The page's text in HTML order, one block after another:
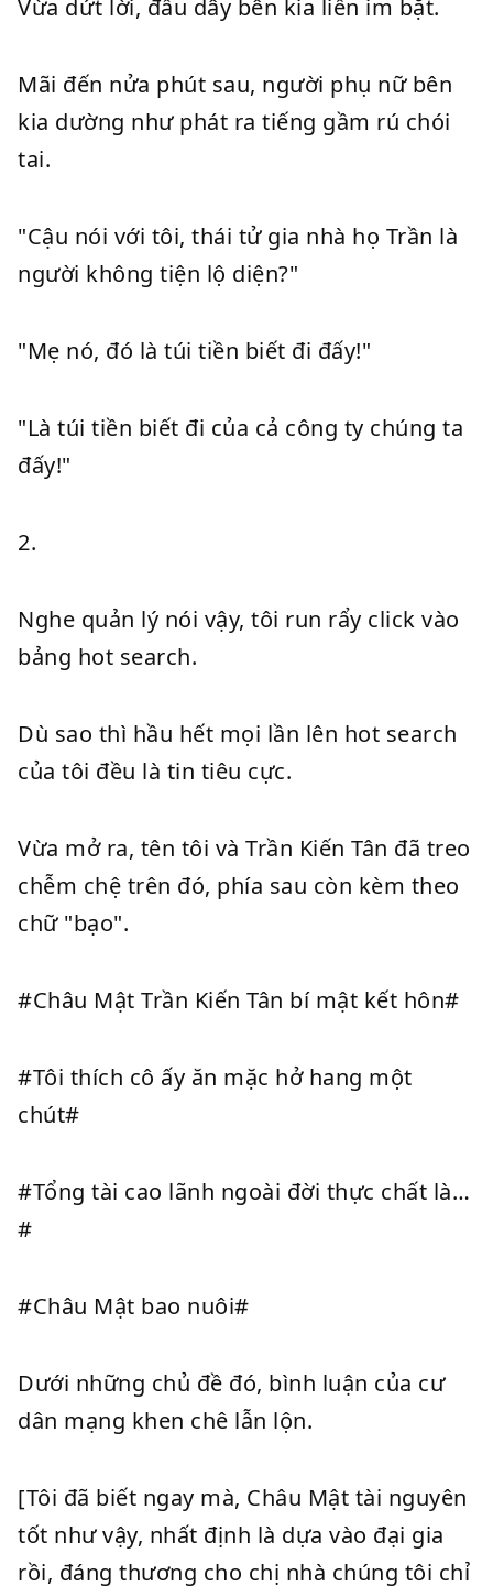
Vừa dứt lời, đầu dây bên kia liền im bặt.
Mãi đến nửa phút sau, người phụ nữ bên
kia dường như phát ra tiếng gầm rú chói
tai.
"Cậu nói với tôi, thái tử gia nhà họ Trần là
người không tiện lộ diện?"
"Mẹ nó, đó là túi tiền biết đi đấy!"
"Là túi tiền biết đi của cả công ty chúng ta
đấy!"
2.
Nghe quản lý nói vậy, tôi run rẩy click vào
bảng hot search.
Dù sao thì hầu hết mọi lần lên hot search
của tôi đều là tin tiêu cực.
Vừa mở ra, tên tôi và Trần Kiến Tân đã treo
chễm chệ trên đó, phía sau còn kèm theo
chữ "bạo".
#Châu Mật Trần Kiến Tân bí mật kết hôn#
#Tôi thích cô ấy ăn mặc hở hang một
chút#
#Tổng tài cao lãnh ngoài đời thực chất là…
#
#Châu Mật bao nuôi#
Dưới những chủ đề đó, bình luận của cư
dân mạng khen chê lẫn lộn.
[Tôi đã biết ngay mà, Châu Mật tài nguyên
tốt như vậy, nhất định là dựa vào đại gia
rồi, đáng thương cho chị nhà chúng tôi chỉ